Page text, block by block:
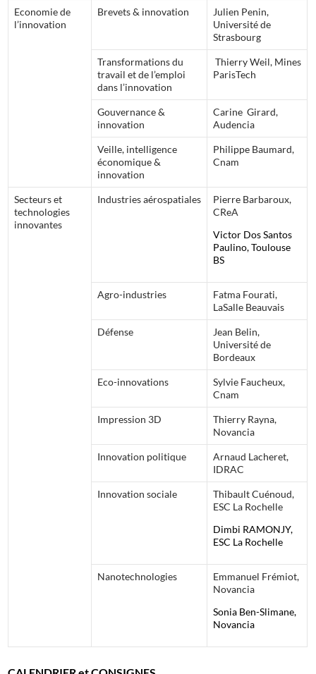
Economie de
l’innovation
Brevets & innovation
Julien Penin,
Université de
Strasbourg
Transformations du
travail et de l’emploi
dans l’innovation
Thierry Weil, Mines
ParisTech
Gouvernance &
innovation
Carine Girard,
Audencia
Veille, intelligence
économique &
innovation
Philippe Baumard,
Cnam
Secteurs et
technologies
innovantes
Industries aérospatiales
Pierre Barbaroux,
CReA
Victor Dos Santos
Paulino, Toulouse
BS
Agro-industries
Fatma Fourati,
LaSalle Beauvais
Défense
Jean Belin,
Université de
Bordeaux
Eco-innovations
Sylvie Faucheux,
Cnam
Impression 3D
Thierry Rayna,
Novancia
Innovation politique
Arnaud Lacheret,
IDRAC
Innovation sociale
Thibault Cuénoud,
ESC La Rochelle
Dimbi RAMONJY,
ESC La Rochelle
Nanotechnologies
Emmanuel Frémiot,
Novancia
Sonia Ben-Slimane,
Novancia